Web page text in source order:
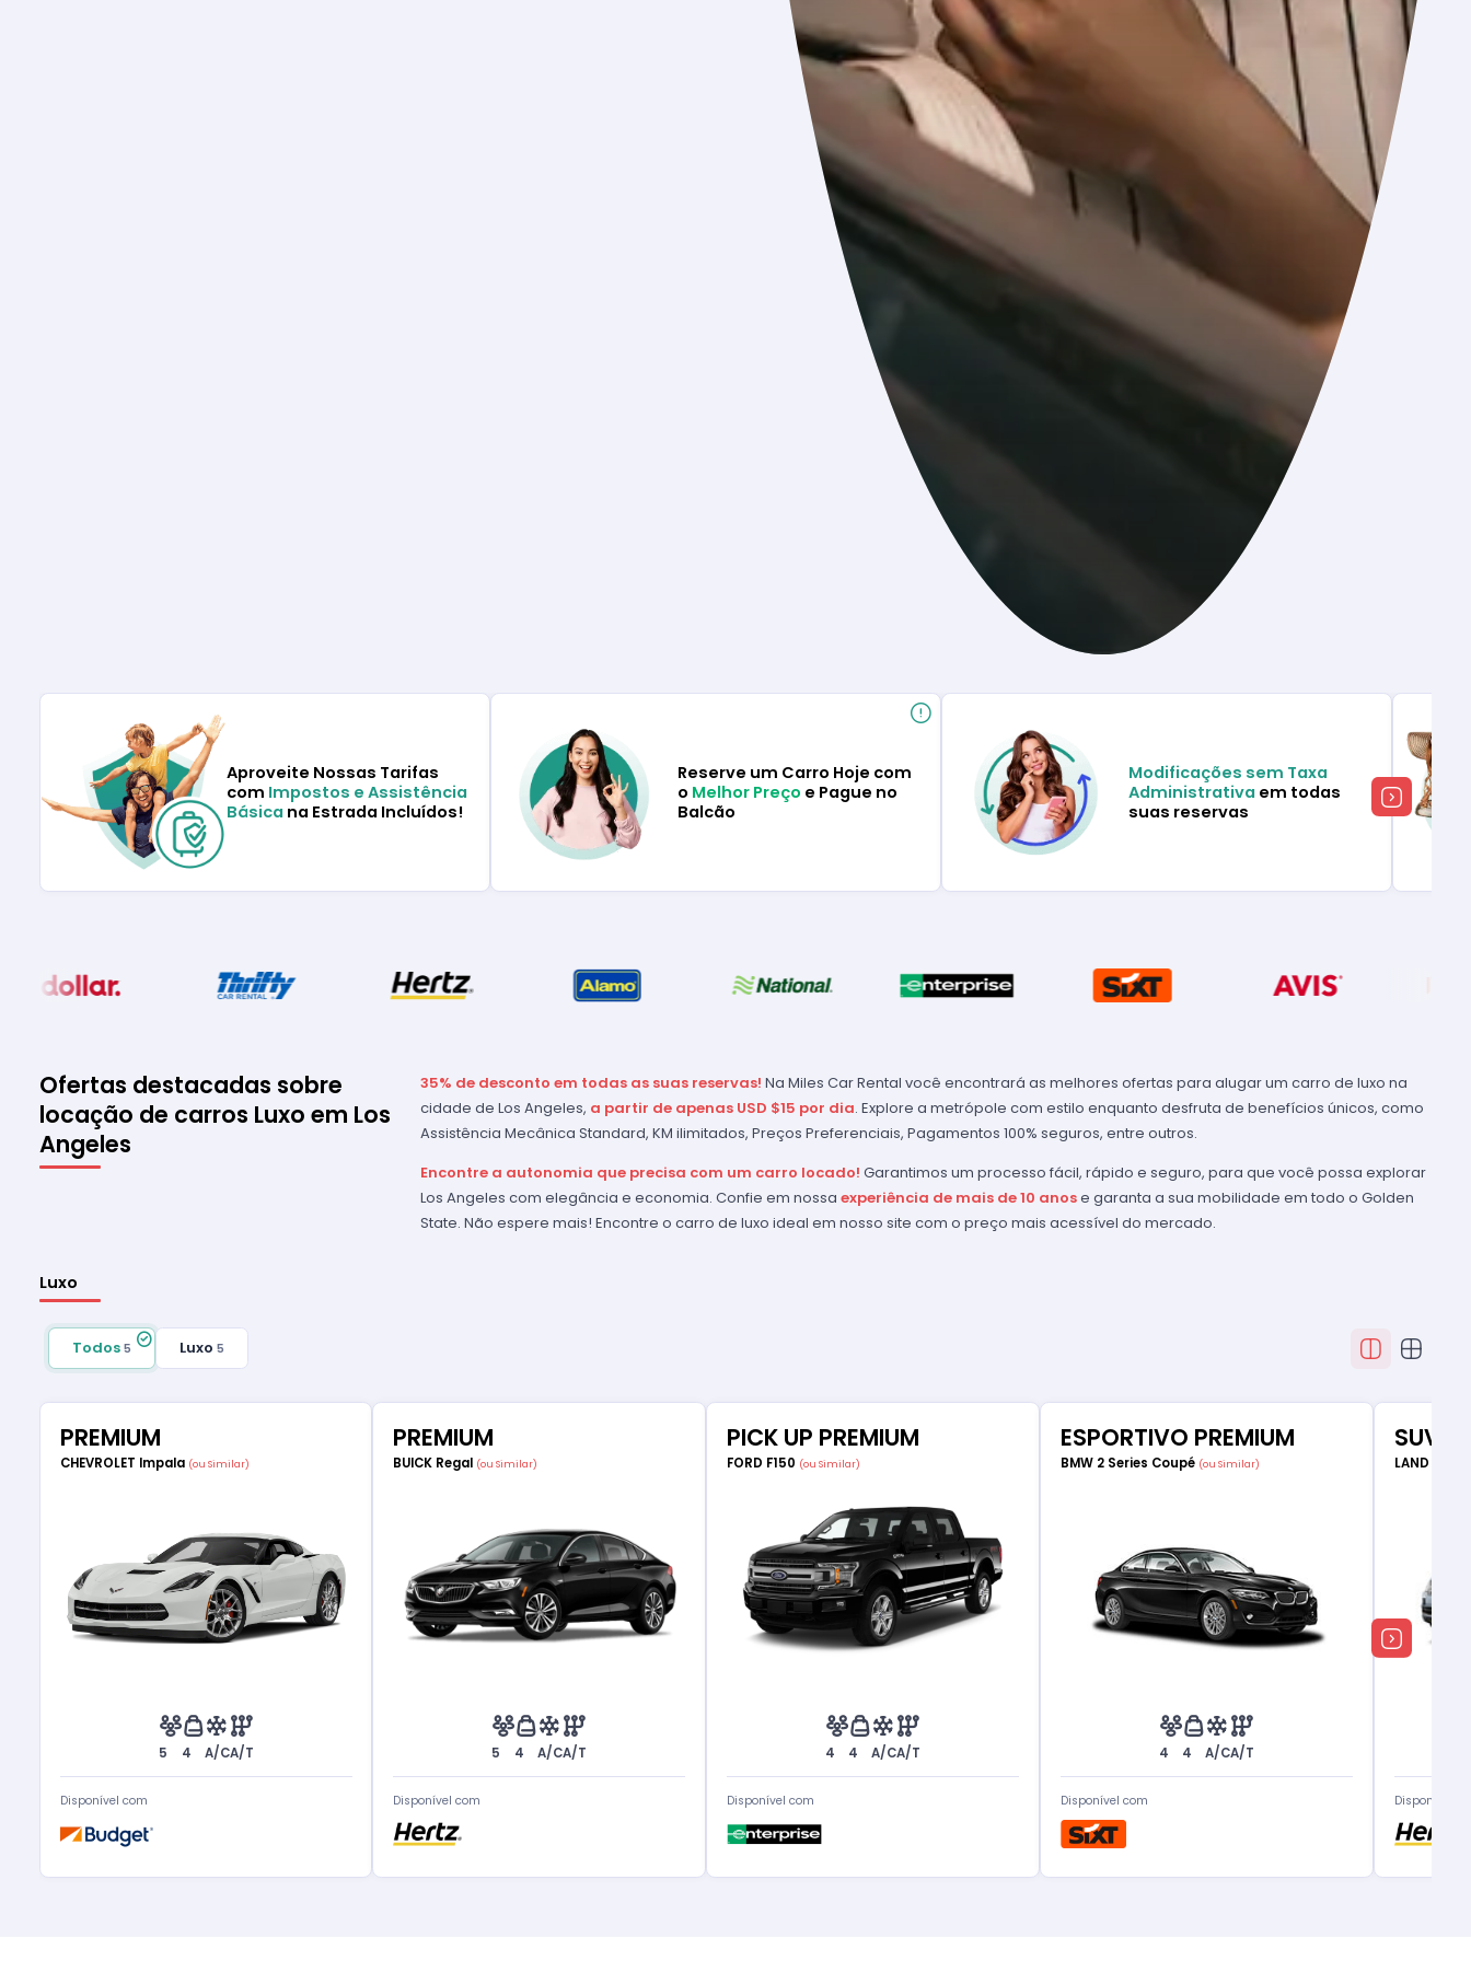
Aproveite Nossas Tarifas
com Impostos e Assistência
Básica na Estrada Incluídos!
Reserve um Carro Hoje com
o Melhor Preço e Pague no
Balcão
Modificações sem Taxa
Administrativa em todas
suas reservas
Ofertas destacadas sobre
locação de carros Luxo em Los
Angeles
35% de desconto em todas as suas reservas! Na Miles Car Rental você encontrará as melhores ofertas para alugar um carro de luxo na
cidade de Los Angeles, a partir de apenas USD $15 por dia. Explore a metrópole com estilo enquanto desfruta de benefícios únicos, como
Assistência Mecânica Standard, KM ilimitados, Preços Preferenciais, Pagamentos 100% seguros, entre outros.
Encontre a autonomia que precisa com um carro locado! Garantimos um processo fácil, rápido e seguro, para que você possa explorar
Los Angeles com elegância e economia. Confie em nossa experiência de mais de 10 anose garanta a sua mobilidade em todo o Golden
State. Não espere mais! Encontre o carro de luxo ideal em nosso site com o preço mais acessível do mercado.
Luxo
Todos 5 Luxo5
PREMIUM
CHEVROLET Impala (ou Similar)
5 4 A/CA/T
Disponível com
PREMIUM
BUICK Regal (ou Similar)
5 4 A/CA/T
Disponível com
PICK UP PREMIUM
FORD F150 (ou Similar)
4 4 A/CA/T
Disponível com
ESPORTIVO PREMIUM
BMW 2 Series Coupé (ou Similar)
4 4 A/CA/T
Disponível com
SUV
LAND
Disponível